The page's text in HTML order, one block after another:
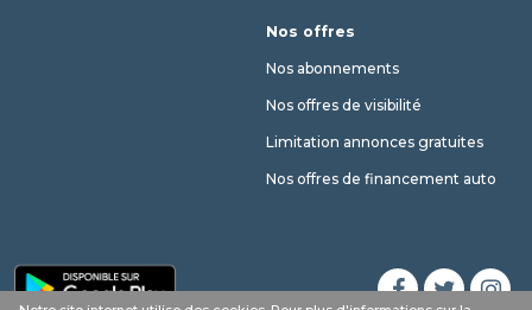
Nos offres
Nos abonnements
Nos offres de visibilité
Limitation annonces gratuites
Nos offres de financement auto